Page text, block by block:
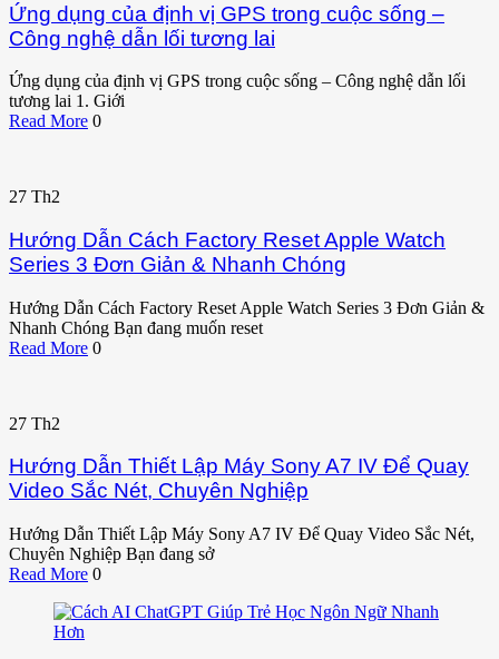
Ứng dụng của định vị GPS trong cuộc sống –
Công nghệ dẫn lối tương lai
Ứng dụng của định vị GPS trong cuộc sống – Công nghệ dẫn lối
tương lai 1. Giới
Read More 0
27 Th2
Hướng Dẫn Cách Factory Reset Apple Watch
Series 3 Đơn Giản & Nhanh Chóng
Hướng Dẫn Cách Factory Reset Apple Watch Series 3 Đơn Giản &
Nhanh Chóng Bạn đang muốn reset
Read More 0
27 Th2
Hướng Dẫn Thiết Lập Máy Sony A7 IV Để Quay
Video Sắc Nét, Chuyên Nghiệp
Hướng Dẫn Thiết Lập Máy Sony A7 IV Để Quay Video Sắc Nét,
Chuyên Nghiệp Bạn đang sở
Read More 0